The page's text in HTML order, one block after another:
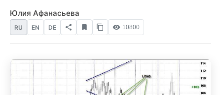
Юлия Афанасьева
RU EN DE 10800